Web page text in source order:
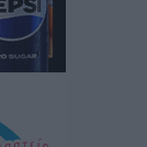
περιπατητή